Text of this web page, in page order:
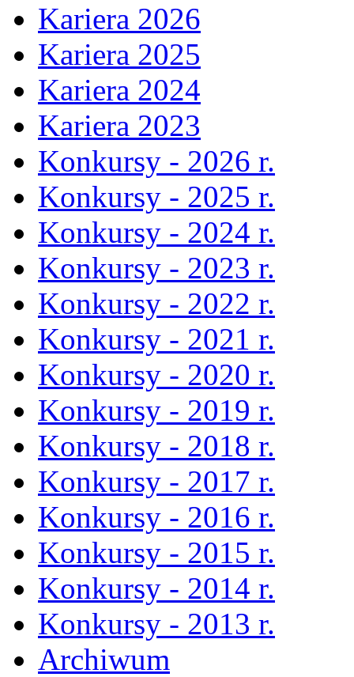
Kariera 2026
Kariera 2025
Kariera 2024
Kariera 2023
Konkursy - 2026 r.
Konkursy - 2025 r.
Konkursy - 2024 r.
Konkursy - 2023 r.
Konkursy - 2022 r.
Konkursy - 2021 r.
Konkursy - 2020 r.
Konkursy - 2019 r.
Konkursy - 2018 r.
Konkursy - 2017 r.
Konkursy - 2016 r.
Konkursy - 2015 r.
Konkursy - 2014 r.
Konkursy - 2013 r.
Archiwum